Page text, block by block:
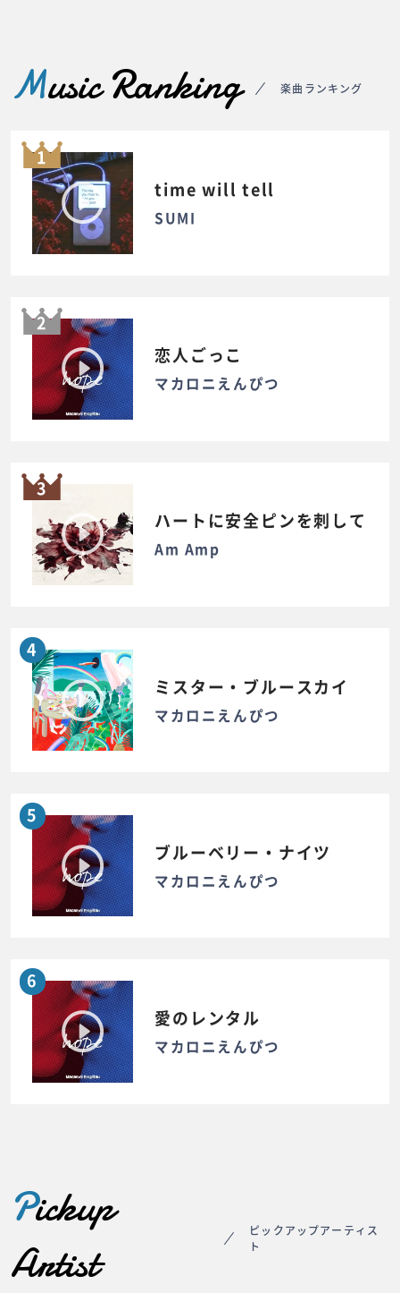
Music Ranking 楽曲ランキング
1
time will tell
SUMI
2
恋人ごっこ
マカロニえんぴつ
3
ハートに安全ピンを刺して
Am Amp
4
ミスター・ブルースカイ
マカロニえんぴつ
5
ブルーベリー・ナイツ
マカロニえんぴつ
6
愛のレンタル
マカロニえんぴつ
Pickup
Artist
ピックアップアーティス
ト